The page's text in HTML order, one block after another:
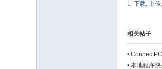
下载, 上传,
相关帖子
•
• 本地程序